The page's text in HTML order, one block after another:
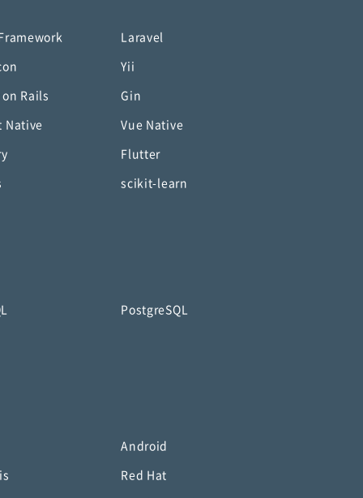
Laravel
Yii
on Rails Gin
Native Vue Native
Flutter
scikit-learn
PostgreSQL
Android
Red Hat